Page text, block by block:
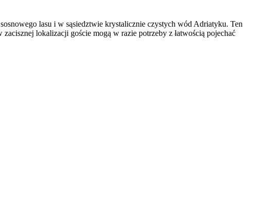
lasu i w sąsiedztwie krystalicznie czystych wód Adriatyku. Ten
lokalizacji goście mogą w razie potrzeby z łatwością pojechać